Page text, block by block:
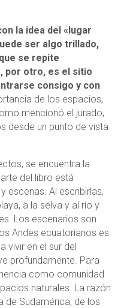
la idea del «lugar
ser algo trillado,
se repite
por otro, es el sitio
consigo y con
de los espacios,
mencionó el jurado,
desde un punto de vista
se encuentra la
del libro está
escenas. Al escribirlas,
a la selva y al río y
Los escenarios son
Andes ecuatorianos es
vivir en el sur del
profundamente. Para
como comunidad
naturales. La razón
de Sudamérica, de los